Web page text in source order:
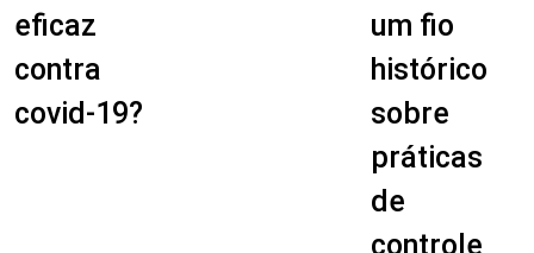
eficaz
contra
covid-19?
um fio
histórico
sobre
práticas
de
controle